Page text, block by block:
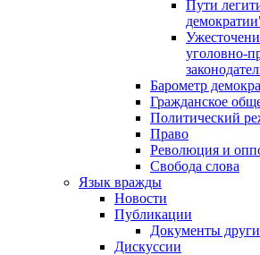
Пути
уголовно-
Барометр
Гражданское
Политический
Право
Революция и
Свобода слова
Язык вражды
Новости
Публикации
Документы
Дискуссии